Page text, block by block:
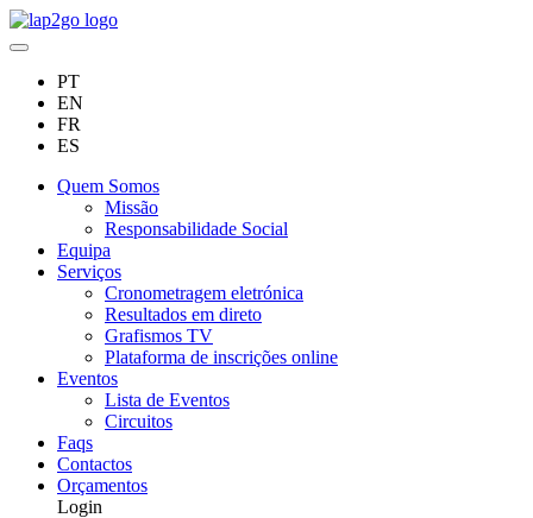
PT
EN
FR
ES
Quem Somos
Missão
Responsabilidade Social
Equipa
Serviços
Cronometragem eletrónica
Resultados em direto
Grafismos TV
Plataforma de inscrições online
Eventos
Lista de Eventos
Circuitos
Faqs
Contactos
Orçamentos
Login